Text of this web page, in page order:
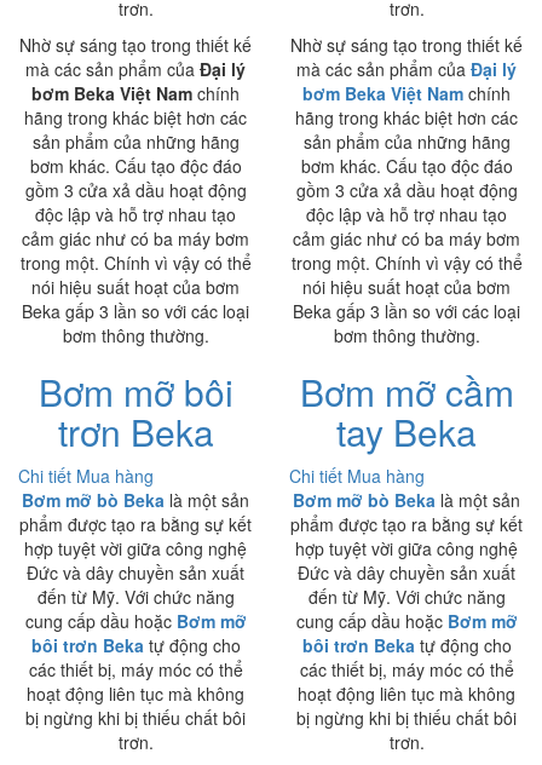
trơn.
Nhờ sự sáng tạo trong thiết kế
mà các sản phẩm của Đại lý
bơm Beka Việt Nam chính
hãng trong khác biệt hơn các
sản phẩm của những hãng
bơm khác. Cấu tạo độc đáo
gồm 3 cửa xả dầu hoạt động
độc lập và hỗ trợ nhau tạo
cảm giác như có ba máy bơm
trong một. Chính vì vậy có thể
nói hiệu suất hoạt của bơm
Beka gấp 3 lần so với các loại
bơm thông thường.
Bơm mỡ bôi
trơn Beka
Chi tiết Mua hàng
trơn.
Nhờ sự sáng tạo trong thiết kế
mà các sản phẩm của Đại lý
bơm Beka Việt Nam chính
hãng trong khác biệt hơn các
sản phẩm của những hãng
bơm khác. Cấu tạo độc đáo
gồm 3 cửa xả dầu hoạt động
độc lập và hỗ trợ nhau tạo
cảm giác như có ba máy bơm
trong một. Chính vì vậy có thể
nói hiệu suất hoạt của bơm
Beka gấp 3 lần so với các loại
bơm thông thường.
Bơm mỡ cầm
tay Beka
Chi tiết Mua hàng
Bơm mỡ bò Beka là một sản
phẩm được tạo ra bằng sự kết
hợp tuyệt vời giữa công nghệ
Đức và dây chuyền sản xuất
đến từ Mỹ. Với chức năng
cung cấp dầu hoặc Bơm mỡ
bôi trơn Bekatự động cho
các thiết bị, máy móc có thể
hoạt động liên tục mà không
bị ngừng khi bị thiếu chất bôi
trơn.
Bơm mỡ bò Beka là một sản
phẩm được tạo ra bằng sự kết
hợp tuyệt vời giữa công nghệ
Đức và dây chuyền sản xuất
đến từ Mỹ. Với chức năng
cung cấp dầu hoặc Bơm mỡ
bôi trơn Bekatự động cho
các thiết bị, máy móc có thể
hoạt động liên tục mà không
bị ngừng khi bị thiếu chất bôi
trơn.